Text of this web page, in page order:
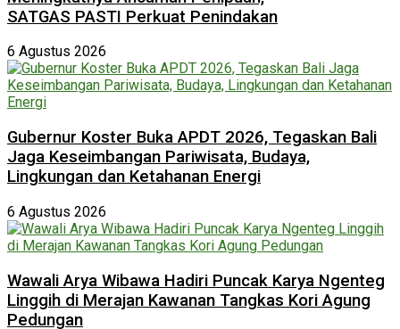
SATGAS PASTI Perkuat Penindakan
6 Agustus 2026
Gubernur Koster Buka APDT 2026, Tegaskan Bali
Jaga Keseimbangan Pariwisata, Budaya,
Lingkungan dan Ketahanan Energi
6 Agustus 2026
Wawali Arya Wibawa Hadiri Puncak Karya Ngenteg
Linggih di Merajan Kawanan Tangkas Kori Agung
Pedungan